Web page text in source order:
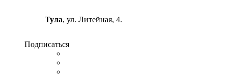
Тула, ул. Литейная, 4.
Подписаться